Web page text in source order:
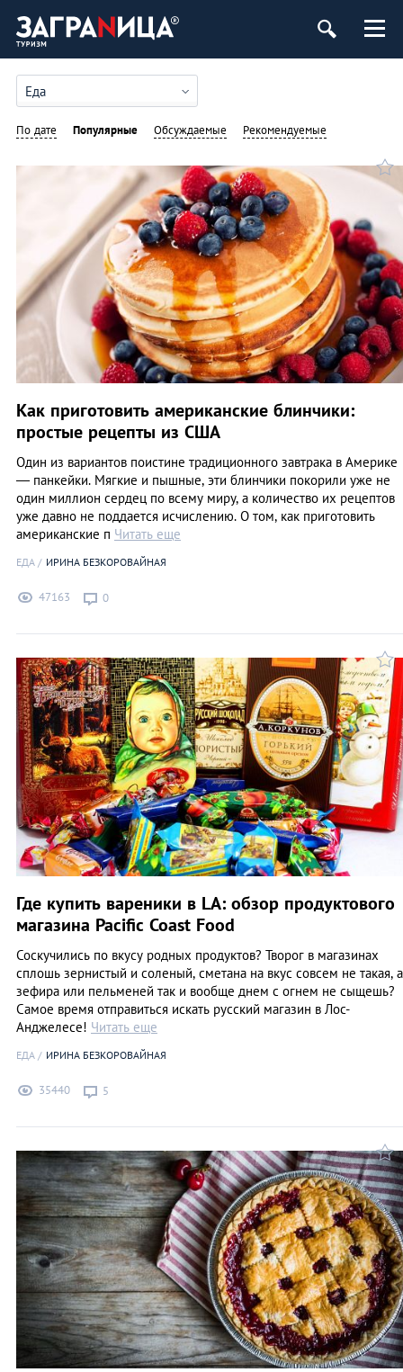
Еда
По дате Популярные Обсуждаемые Рекомендуемые
Как приготовить американские блинчики:
простые рецепты из США
Один из вариантов поистине традиционного завтрака в Америке
— панкейки. Мягкие и пышные, эти блинчики покорили уже не
один миллион сердец по всему миру, а количество их рецептов
уже давно не поддается исчислению. О том, как приготовить
американские п Читать еще
ЕДА ИРИНА БЕЗКОРОВАЙНАЯ
47163 0
Где купить вареники в LA: обзор продуктового
магазина Pacific Coast Food
Соскучились по вкусу родных продуктов? Творог в магазинах
сплошь зернистый и соленый, сметана на вкус совсем не такая, а
зефира или пельменей так и вообще днем с огнем не сыщешь?
Самое время отправиться искать русский магазин в Лос-
Анджелесе! Читать еще
ЕДА ИРИНА БЕЗКОРОВАЙНАЯ
35440 5